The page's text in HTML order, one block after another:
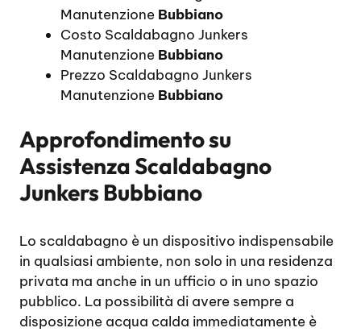
Manutenzione Bubbiano
Costo Scaldabagno Junkers
Manutenzione Bubbiano
Prezzo Scaldabagno Junkers
Manutenzione Bubbiano
Approfondimento su
Assistenza Scaldabagno
Junkers Bubbiano
Lo scaldabagno è un dispositivo indispensabile
in qualsiasi ambiente, non solo in una residenza
privata ma anche in un ufficio o in uno spazio
pubblico. La possibilità di avere sempre a
disposizione acqua calda immediatamente è